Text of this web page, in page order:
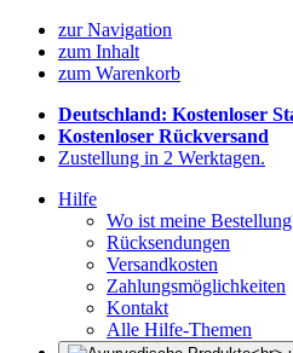
zur Navigation
zum Inhalt
zum Warenkorb
Deutschland: Kostenloser
Kostenloser Rückversand
Zustellung in 2 Werktagen.
Hilfe
Wo ist meine
Rücksendungen
Versandkosten
Zahlungsmöglichkeiten
Kontakt
Alle Hilfe-Themen